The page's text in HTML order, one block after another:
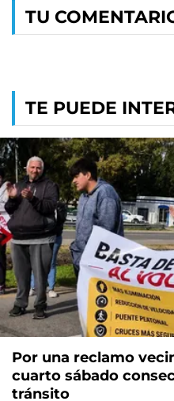
TU
TE PUEDE
Por una reclamo
cuarto sábado
tránsito